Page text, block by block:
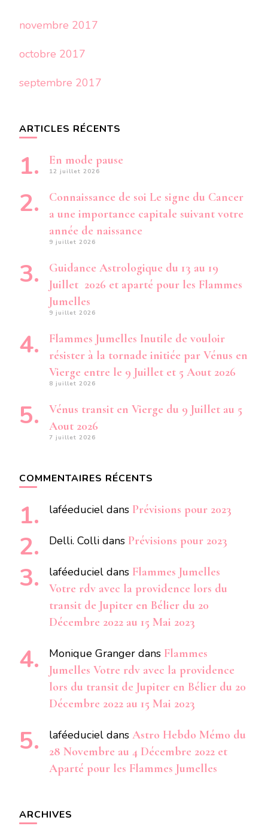
novembre 2017
octobre 2017
septembre 2017
ARTICLES RÉCENTS
En mode pause
12 juillet 2026
Connaissance de soi Le signe du Cancer
a une importance capitale suivant votre
année de naissance
9 juillet 2026
Guidance Astrologique du 13 au 19
Juillet 2026 et aparté pour les Flammes
Jumelles
9 juillet 2026
Flammes Jumelles Inutile de vouloir
résister à la tornade initiée par Vénus en
Vierge entre le 9 Juillet et 5 Aout 2026
8 juillet 2026
Vénus transit en Vierge du 9 Juillet au 5
Aout 2026
7 juillet 2026
COMMENTAIRES RÉCENTS
laféeduciel dans Prévisions pour 2023
Delli. Colli dans Prévisions pour 2023
laféeduciel dans Flammes Jumelles
Votre rdv avec la providence lors du
transit de Jupiter en Bélier du 20
Décembre 2022 au 15 Mai 2023
Monique Granger dans Flammes
Jumelles Votre rdv avec la providence
lors du transit de Jupiter en Bélier du 20
Décembre 2022 au 15 Mai 2023
laféeduciel dans Astro Hebdo Mémo du
28 Novembre au 4 Décembre 2022 et
Aparté pour les Flammes Jumelles
ARCHIVES